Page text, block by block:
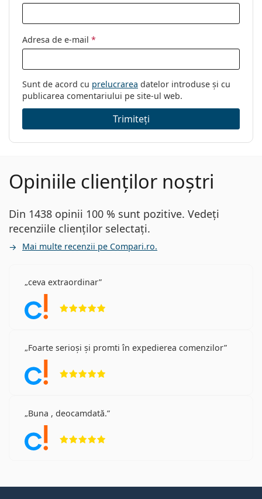
Adresa de e-mail *
Sunt de acord cu prelucrarea datelor introduse și cu
publicarea comentariului pe site-ul web.
Trimiteți
Opiniile clienților noștri
Din 1438 opinii 100 % sunt pozitive. Vedeți
recenziile clienților selectați.
Mai multe recenzii pe Compari.ro.
ceva extraordinar
Foarte serioși și promti în expedierea comenzilor
Buna , deocamdată.